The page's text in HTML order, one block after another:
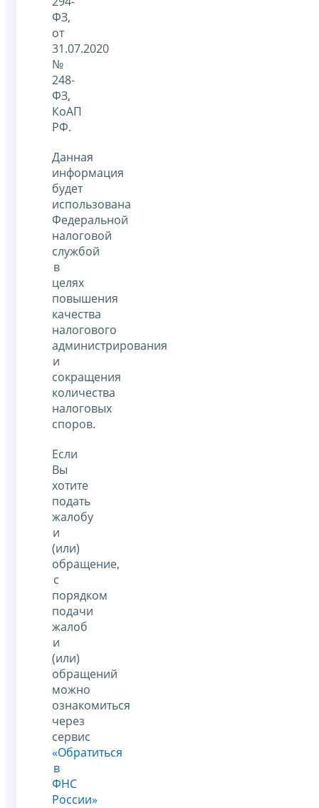
ФЗ,
от
31.07.2020
№
248-
ФЗ,
КоАП
РФ.
Данная
информация
будет
использована
Федеральной
налоговой
службой
в
целях
повышения
качества
налогового
администрирования
и
сокращения
количества
налоговых
споров.
Если
Вы
хотите
подать
жалобу
и
(или)
обращение,
с
порядком
подачи
жалоб
и
(или)
обращений
можно
ознакомиться
через
сервис
«Обратиться
в
ФНС
России»